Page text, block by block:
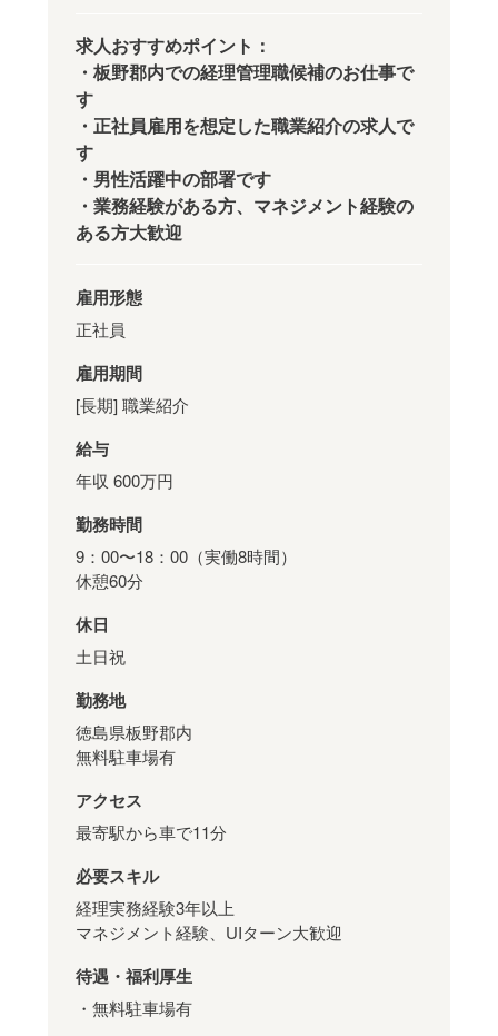
求人おすすめポイント：
・板野郡内での経理管理職候補のお仕事で
す
・正社員雇用を想定した職業紹介の求人で
す
・男性活躍中の部署です
・業務経験がある方、マネジメント経験の
ある方大歓迎
雇用形態
正社員
雇用期間
[長期] 職業紹介
給与
年収 600万円
勤務時間
9：00〜18：00（実働8時間）
休憩60分
休日
土日祝
勤務地
徳島県板野郡内
無料駐車場有
アクセス
最寄駅から車で11分
必要スキル
経理実務経験3年以上
マネジメント経験、UIターン大歓迎
待遇・福利厚生
・無料駐車場有